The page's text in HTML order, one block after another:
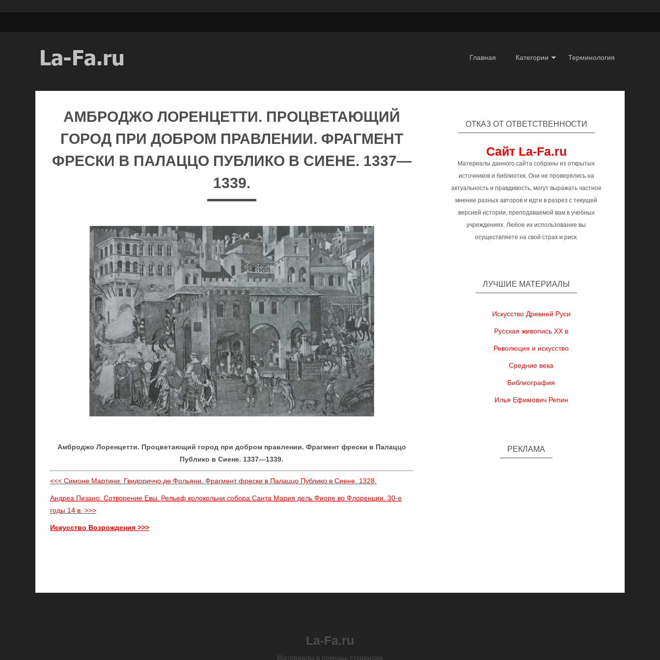
Главная Категории Терминология
АМБРОДЖО ЛОРЕНЦЕТТИ. ПРОЦВЕТАЮЩИЙ
ГОРОД ПРИ ДОБРОМ ПРАВЛЕНИИ. ФРАГМЕНТ
ФРЕСКИ В ПАЛАЦЦО ПУБЛИКО В СИЕНЕ. 1337—
1339.
Амброджо Лоренцетти. Процветающий город при добром правлении. Фрагмент фрески в Палаццо
Публико в Сиене. 1337—1339.
<<< Симоне Мартини. Гвидориччо де Фольяни. Фрагмент фрески в Палаццо Публико в Сиене. 1328.
Андреа Пизано. Сотворение Евы. Рельеф колокольни собора Санта Мария дель Фиоре во Флоренции. 30-е
годы 14 в. >>>
Искусство Возрождения >>>
ОТКАЗ ОТ ОТВЕТСТВЕННОСТИ
Сайт La-Fa.ru
Материалы данного сайта собраны из открытых
источников и библиотек. Они не проверялись на
актуальность и правдивость, могут выражать частное
мнение разных авторов и идти в разрез с текущей
версией истории, преподаваемой вам в учебных
учреждениях. Любое их использование вы
осуществляете на свой страх и риск.
ЛУЧШИЕ МАТЕРИАЛЫ
Искусство Древней Руси
Русская живопись XX в
Революция и искусство
Средние века
Библиография
Илья Ефимович Репин
РЕКЛАМА
La-Fa.ru
Материалы в помощь студентам